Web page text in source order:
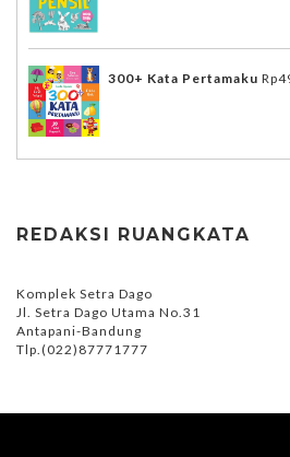
300+ Kata Pertamaku Rp
REDAKSI RUANGKATA
Komplek Setra Dago
Jl. Setra Dago Utama No.31
Antapani-Bandung
Tlp.(022)87771777